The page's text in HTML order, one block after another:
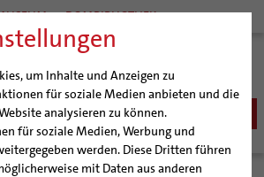
um Inhalte und Anzeigen zu
für soziale Medien anbieten und die
analysieren zu können.
für soziale Medien, Werbung und
werden. Diese Dritten führen
mit Daten aus anderen
DOMBIBLIOTHEK